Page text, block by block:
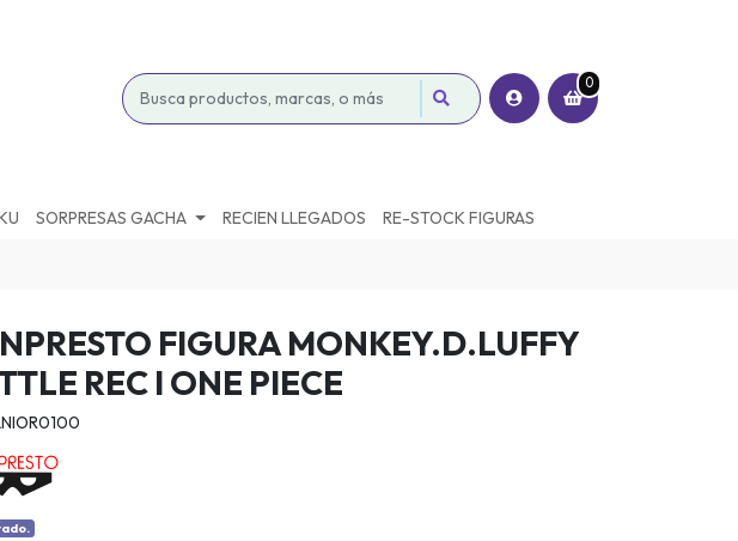
0
SORPRESAS GACHA RECIEN LLEGADOS RE-STOCK FIGURAS
FIGURA MONKEY.D.LUFFY
REC I ONE PIECE